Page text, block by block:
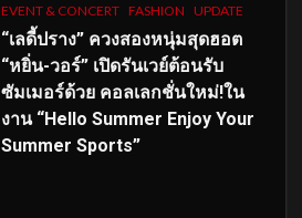
EVENT & CONCERT FASHION UPDATE
“เลดี้ปราง” ควงสองหนุ่มสุดฮอต
“หยิ่น-วอร์” เปิดรันเวย์ต้อนรับ
ซัมเมอร์ด้วย คอลเลกชั่นใหม่!ใน
งาน “Hello Summer Enjoy Your
Summer Sports”